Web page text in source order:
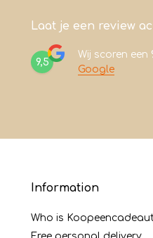
Laat je een review
9,5
Wij scoren een
Google
Information
Who is